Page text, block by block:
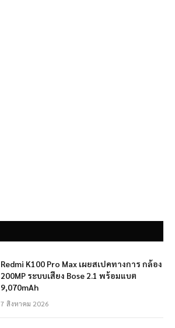
Redmi K100 Pro Max เผยสเปคทางการ กล้อง
200MP ระบบเสียง Bose 2.1 พร้อมแบต
9,070mAh
7 สิงหาคม 2026